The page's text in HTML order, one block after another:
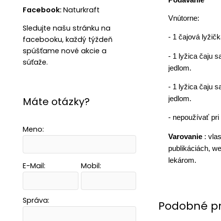
Facebook:Naturkraft
Sledujte našu stránku na
facebooku, každý týždeň
spúšťame nové akcie a
súťaže.
Máte otázky?
Meno:
E-Mail: Mobil:
Správa:
Vnútorne:
- 1 čajová
- 1 lyžica čaju
jedlom.
- 1 lyžica čaju
jedlom.
- nepoužívať pri
Varovanie:
publikáciách,
lekárom.
Podobné